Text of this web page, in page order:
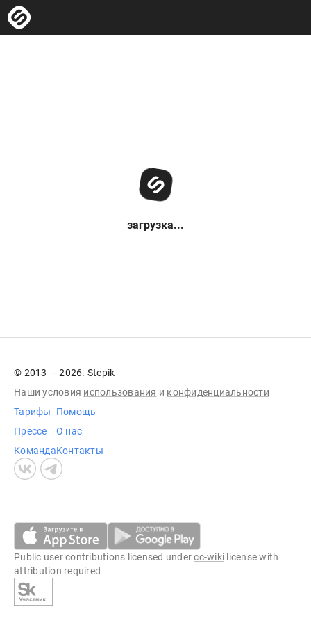
загрузка...
© 2013 — 2026. Stepik
Наши условия использования и конфиденциальности
Тарифы
Прессе
Команда
Помощь
О нас
Контакты
Public user contributions licensed undercc-wiki license with
attribution required